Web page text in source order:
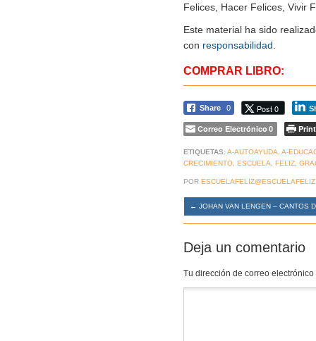
Felices, Hacer Felices, Vivir
Este material ha sido
con responsabilidad
COMPRAR LIBRO:
Share 0 Post 0
Correo Electrónico 0 Print
ETIQUETAS:A-AUTOAYUDA A-
CRECIMIENTO ESCUELA FELIZ
POR
← JOHAN VAN LENGEN – CANTOS
Deja un comentario
Tu dirección de correo